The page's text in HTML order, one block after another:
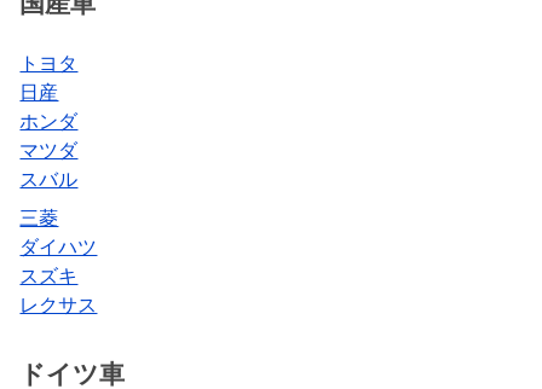
トヨタ
日産
ホンダ
マツダ
スバル
三菱
ダイハツ
スズキ
レクサス
ドイツ車